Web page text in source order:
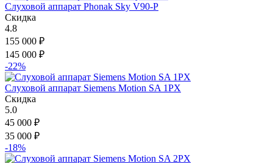
Слуховой аппарат Phonak Sky V90-P
Скидка
4.8
155 000 ₽
145 000 ₽
-22%
Слуховой аппарат Siemens Motion SA 1PX
Скидка
5.0
45 000 ₽
35 000 ₽
-18%